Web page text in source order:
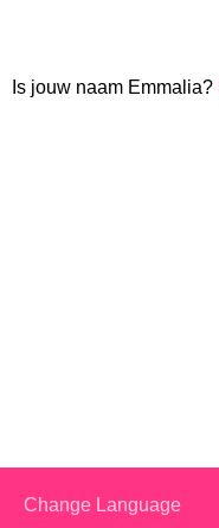
Is jouw naam Emmalia?
Change Language